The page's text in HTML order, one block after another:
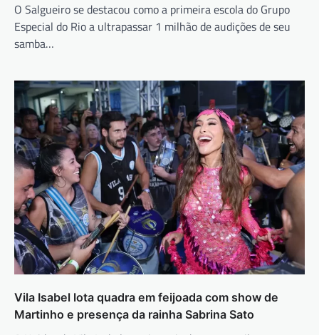
O Salgueiro se destacou como a primeira escola do Grupo
Especial do Rio a ultrapassar 1 milhão de audições de seu
samba…
Vila Isabel lota quadra em feijoada com show de
Martinho e presença da rainha Sabrina Sato